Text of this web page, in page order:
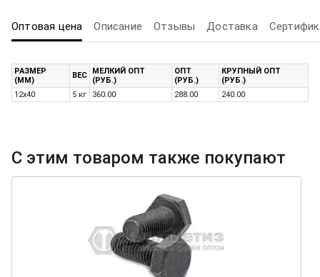
Оптовая цена Описание Отзывы Доставка
РАЗМЕР
(ММ)
ВЕС
МЕЛКИЙ ОПТ
(РУБ.)
ОПТ
(РУБ.)
КРУПНЫЙ ОПТ
(РУБ.)
12х40
5 кг 360.00 288.00 240.00
С этим товаром также покупают